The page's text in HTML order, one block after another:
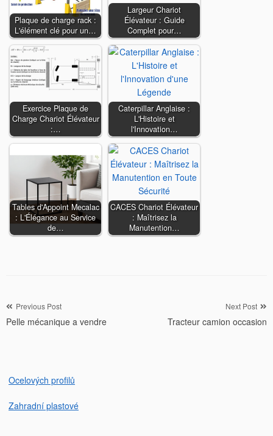
Plaque de charge rack :
L'élément clé pour un…
Largeur Chariot
Élévateur : Guide
Complet pour…
Exercice Plaque de
Charge Chariot Élévateur
:…
Caterpillar Anglaise :
L'Histoire et
l'Innovation…
Tables d'Appoint Mecalac
: L'Élégance au Service
de…
CACES Chariot Élévateur
: Maîtrisez la
Manutention…
Navigation
de
Previous Post
Pelle mécanique a vendre
Next Post
Tracteur camion occasion
Ocelových profilů
Zahradní plastové